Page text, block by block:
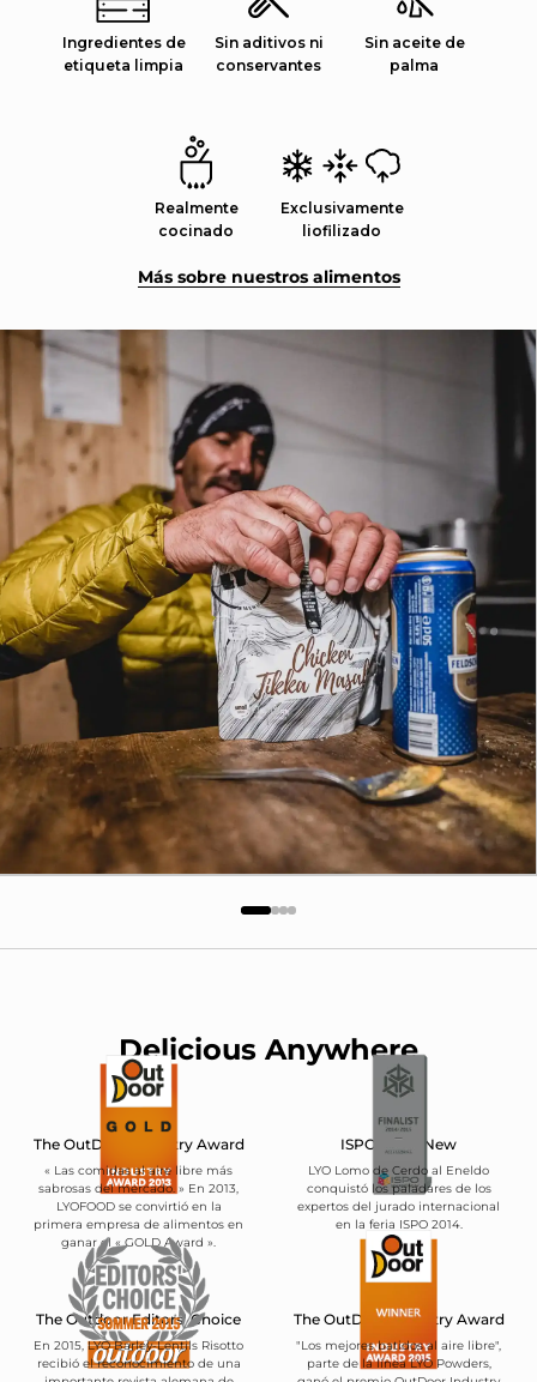
Ingredientes de
etiqueta limpia
Sin aditivos ni
conservantes
Sin aceite de
palma
Realmente
cocinado
Exclusivamente
liofilizado
Más sobre nuestros alimentos
Delicious Anywhere
The OutDoor Industry Award
« Las comidas al aire libre más
sabrosas del mercado. » En 2013,
LYOFOOD se convirtió en la
primera empresa de alimentos en
ganar el « GOLD Award ».
ISPO BrandNew
LYO Lomo de Cerdo al Eneldo
conquistó los paladares de los
expertos del jurado internacional
en la feria ISPO 2014.
The Outdoor Editors' Choice
En 2015, LYO Barley-Lentils Risotto
recibió el reconocimiento de una
The OutDoor Industry Award
"Los mejores batidos al aire libre",
parte de la línea LYO Powders,